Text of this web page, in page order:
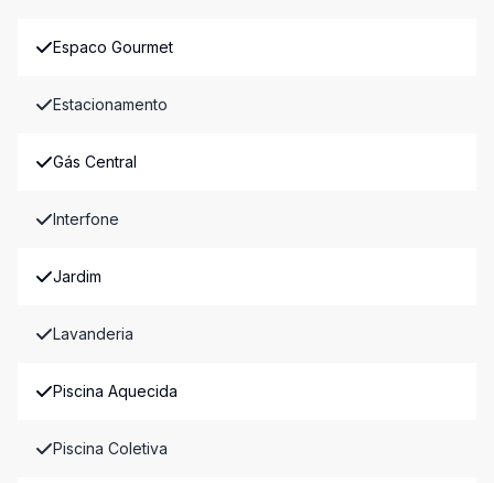
Espaco Gourmet
Estacionamento
Gás Central
Interfone
Jardim
Lavanderia
Piscina Aquecida
Piscina Coletiva